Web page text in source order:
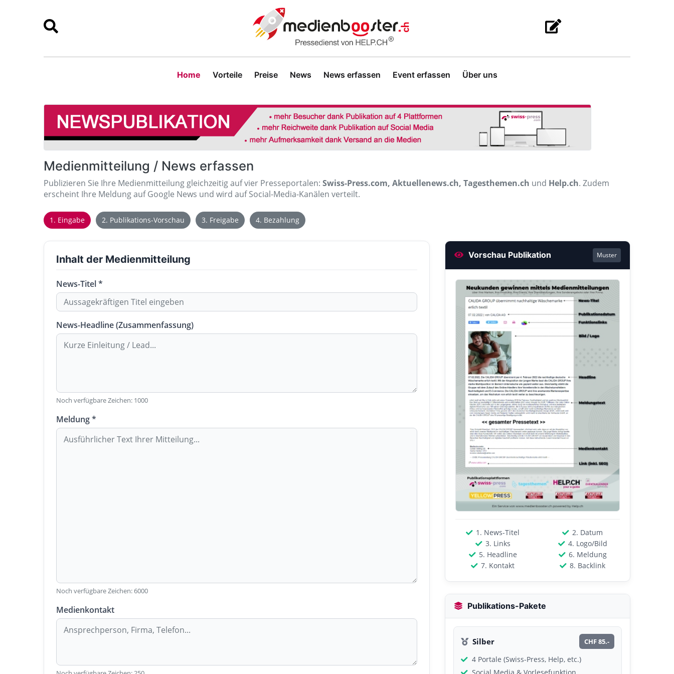
Home Vorteile Preise News News erfassen Event erfassen Über uns
Medienmitteilung / News erfassen
Publizieren Sie Ihre Medienmitteilung gleichzeitig auf vier Presseportalen: Swiss-Press.com, Aktuellenews.ch, Tagesthemen.ch und Help.ch. Zudem
erscheint Ihre Meldung auf Google News und wird auf Social-Media-Kanälen verteilt.
1. Eingabe 2. Publikations-Vorschau 3. Freigabe 4. Bezahlung
Inhalt der Medienmitteilung
News-Titel *
News-Headline (Zusammenfassung)
Noch verfügbare Zeichen: 1000
Meldung *
Noch verfügbare Zeichen:6000
Medienkontakt
Vorschau Publikation Muster
1. News-Titel
2. Datum
3. Links
4. Logo/Bild
5. Headline
6. Meldung
7. Kontakt
8. Backlink
Publikations-Pakete
Silber CHF 85.-
4 Portale (Swiss-Press, Help, etc.)
Social Media & Vorlesefunktion